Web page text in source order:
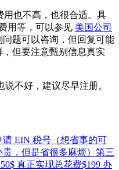
用也不高，也很合适。具
用等，可以参见 美国公司
问题可以咨询，但回复可能
但要注意甄别信息真实
不好，建议尽早注册。
请 EIN 税号（想省事的可
，但是省很多麻烦） 第三
真正实现总花费$199 办